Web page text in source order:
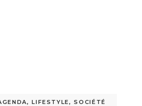
,LIFESTYLE,SOCIÉTÉ